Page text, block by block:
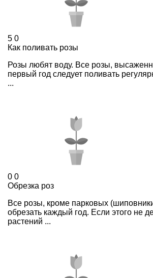
5 0
Как поливать розы
Розы любят воду. Все розы,
первый год следует поливать
...
0 0
Обрезка роз
Все розы, кроме парковых
обрезать каждый год. Если этого не
растений ...